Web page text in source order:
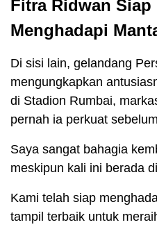
Fitra Ridwan Siap
Menghadapi
Di sisi lain, gelandang
mengungkapkan
di Stadion Rumbai,
pernah ia perkuat
Saya sangat bahagia
meskipun kali ini berada
Kami telah siap
tampil terbaik untuk